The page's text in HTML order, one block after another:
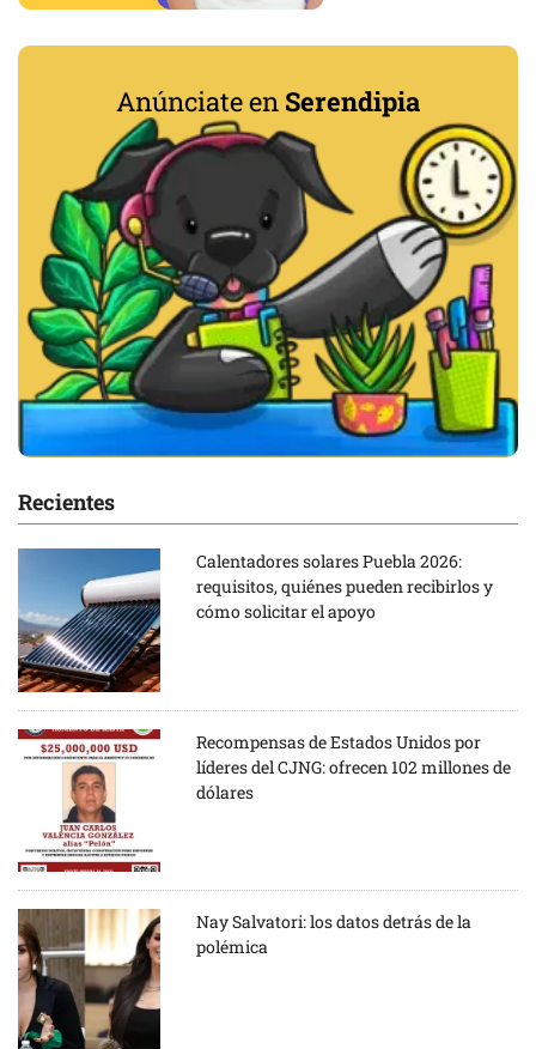
Anúnciate en Serendipia
Recientes
Calentadores solares Puebla 2026:
requisitos, quiénes pueden recibirlos y
cómo solicitar el apoyo
Recompensas de Estados Unidos por
líderes del CJNG: ofrecen 102 millones de
dólares
Nay Salvatori: los datos detrás de la
polémica